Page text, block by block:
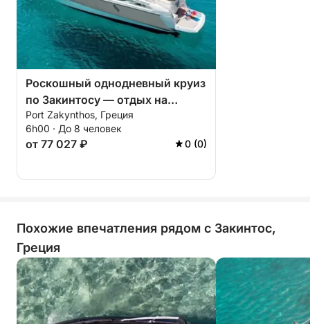
самой волшебной точки зрения — моря.
Роскошный однодневный круиз
по Закинтосу — отдых на
полострова (5 часов)
Port Zakynthos, Греция
6h00 · До 8 человек
от 77 027 ₽ 0 (0)
Похожие впечатления рядом с Закинтос,
Греция